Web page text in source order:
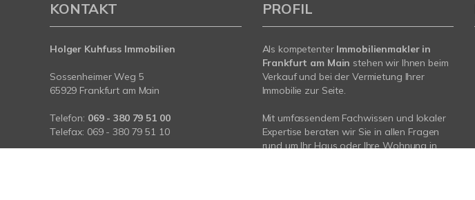
KONTAKT
Holger Kuhfuss Immobilien
Sossenheimer Weg 5
65929 Frankfurt am Main
Telefon: 069 - 380 79 51 00
Telefax: 069 - 380 79 51 10
PROFIL
Als kompetenter Immobilienmakler in
Frankfurt am Main stehen wir Ihnen beim
Verkauf und bei der Vermietung Ihrer
Immobilie zur Seite.
Mit umfassendem Fachwissen und lokaler
Expertise beraten wir Sie in allen Fragen
rund um Ihr Haus oder Ihre Wohnung in